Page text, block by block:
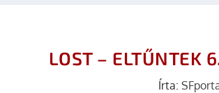
LOST – ELTŰNTEK
Írta: